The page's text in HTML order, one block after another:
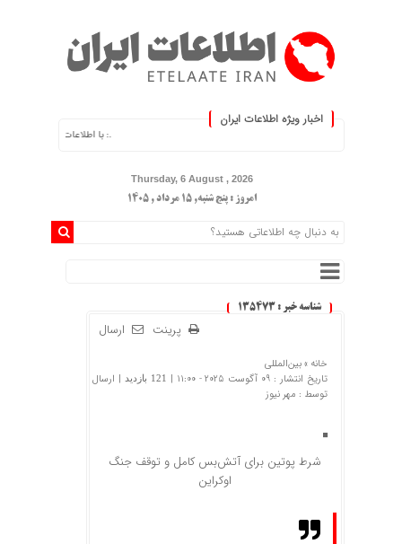
اخبار ویژه اطلاعات ایران
.: با اطلاعات ایران، اطلاعات خود را
Thursday, 6 August , 2026
امروز : پنج شنبه, ۱۵ مرداد , ۱۴۰۵
شناسه خبر : 135473
ارسال پرینت
خانه »بین‌المللی
تاریخ انتشار : 09 آگوست 2025 - 11:00 |
121 بازدید
| ارسال
توسط : مهر نیوز
شرط پوتین برای آتش‌بس کامل و توقف جنگ
اوکراین